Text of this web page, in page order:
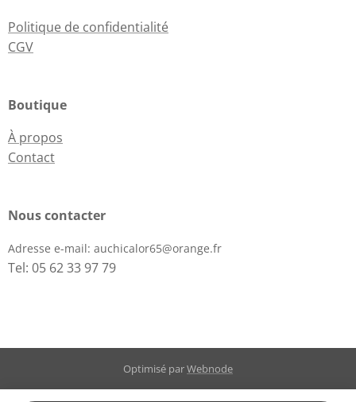
Politique de confidentialité
CGV
Boutique
À propos
Contact
Nous contacter
Adresse e-mail: auchicalor65@orange.fr
Tel: 05 62 33 97 79
Optimisé parWebnode